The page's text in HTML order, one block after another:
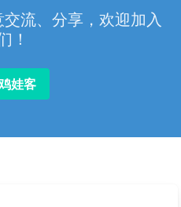
流、分享，欢迎加入
！
娃客